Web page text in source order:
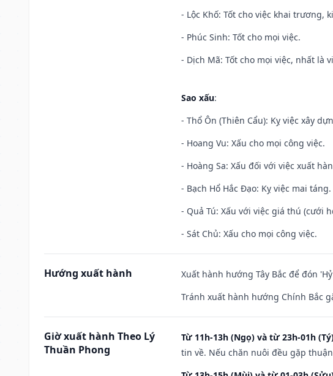
- Lộc Khố: Tốt cho việc khai trương,
- Phúc Sinh: Tốt cho mọi việc.
- Dịch Mã: Tốt cho mọi việc, nhất là
Sao xấu:
- Thổ Ôn (Thiên Cẩu): Kỵ việc xây
- Hoang Vu: Xấu cho mọi công việc.
- Hoàng Sa: Xấu đối với việc xuất
- Bạch Hổ Hắc Đạo: Kỵ việc mai
- Quả Tú: Xấu với việc giá thú (cưới
- Sát Chủ: Xấu cho mọi công việc.
Hướng xuất hành
Xuất hành hướng Tây Bắc để đón
Tránh xuất hành hướng Chính Bắc
Giờ xuất hành Theo Lý
Thuần Phong
Từ 11h-13h (Ngọ) và từ 23h-01h
tin về. Nếu chăn nuôi đều gặp